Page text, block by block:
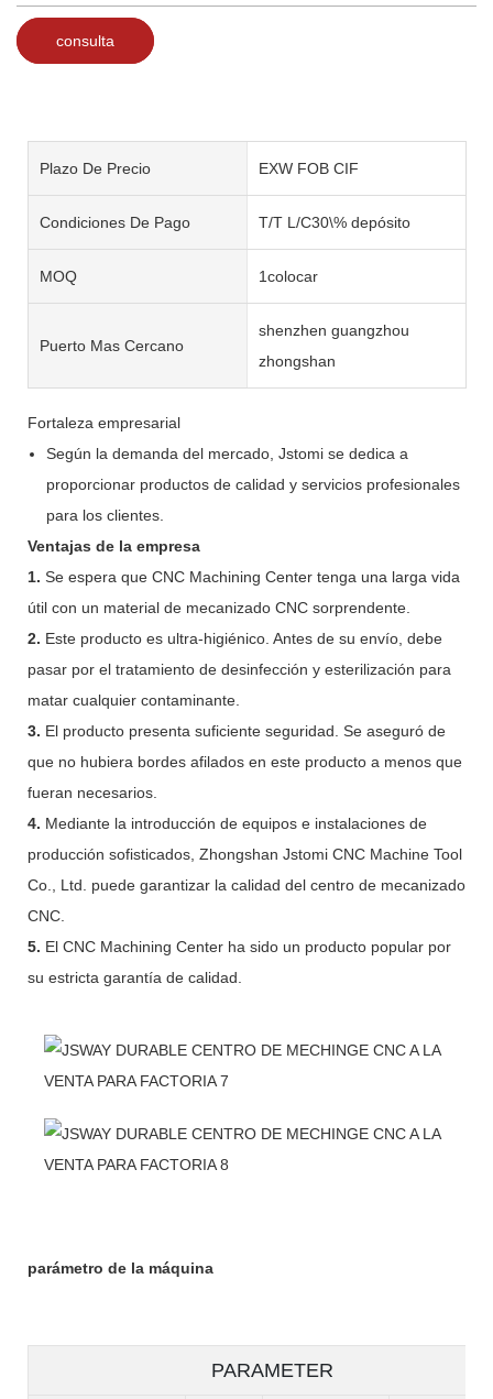
consulta
Plazo De Precio EXW FOB CIF
Condiciones De Pago T/T L/C30\% depósito
MOQ 1colocar
Puerto Mas Cercano
shenzhen guangzhou
zhongshan
Fortaleza empresarial
Según la demanda del mercado, Jstomi se dedica a
proporcionar productos de calidad y servicios profesionales
para los clientes.
Ventajas de la empresa
1. Se espera que CNC Machining Center tenga una larga vida
útil con un material de mecanizado CNC sorprendente.
2. Este producto es ultra-higiénico. Antes de su envío, debe
pasar por el tratamiento de desinfección y esterilización para
matar cualquier contaminante.
3. El producto presenta suficiente seguridad. Se aseguró de
que no hubiera bordes afilados en este producto a menos que
fueran necesarios.
4. Mediante la introducción de equipos e instalaciones de
producción sofisticados, Zhongshan Jstomi CNC Machine Tool
Co., Ltd. puede garantizar la calidad del centro de mecanizado
CNC.
5. El CNC Machining Center ha sido un producto popular por
su estricta garantía de calidad.
parámetro de la máquina
PARAMETER